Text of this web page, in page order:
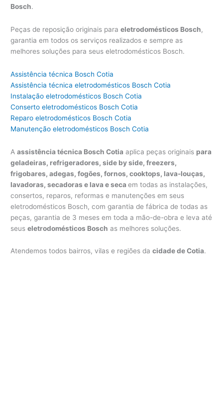
Bosch.
Peças de reposição originais paraeletrodomésticos Bosch,
garantia em todos os serviços realizados e sempre as
melhores soluções para seus eletrodomésticos Bosch.
Assistência técnica Bosch Cotia
Assistência técnica eletrodomésticos Bosch Cotia
Instalação eletrodomésticos Bosch Cotia
Conserto eletrodomésticos Bosch Cotia
Reparo eletrodomésticos Bosch Cotia
Manutenção eletrodomésticos Bosch Cotia
Aassistência técnica Bosch Cotia aplica peças originais para
geladeiras, refrigeradores, side by side, freezers,
frigobares, adegas, fogões, fornos, cooktops, lava-louças,
lavadoras, secadoras e lava e secaem todas as instalações,
consertos, reparos, reformas e manutenções em seus
eletrodomésticos Bosch, com garantia de fábrica de todas as
peças, garantia de 3 meses em toda a mão-de-obra e leva até
seuseletrodomésticos Bosch as melhores soluções.
Atendemos todos bairros, vilas e regiões dacidade de Cotia.